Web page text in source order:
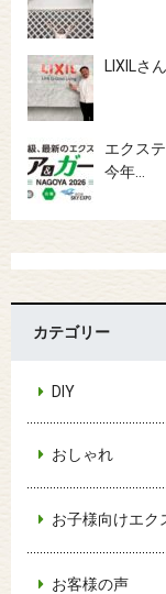
LIXILさ
エクス
今年…
カテゴリー
DIY
おしゃれ
お子様向けエク
お客様の声